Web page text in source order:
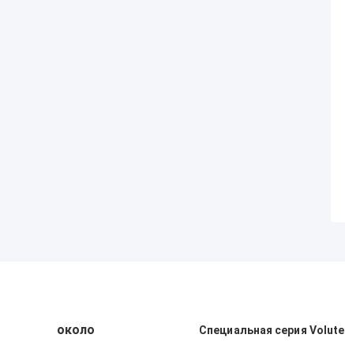
около Специальная серия Volute